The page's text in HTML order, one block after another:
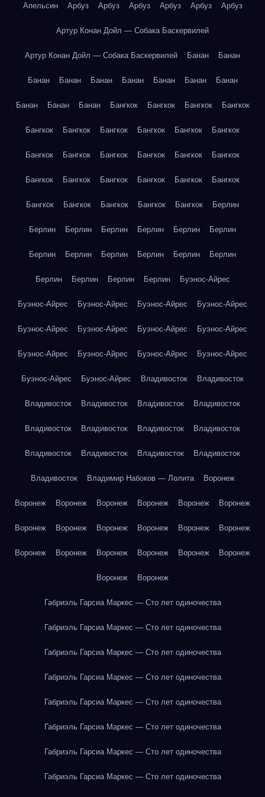
Апельсин Арбуз Арбуз Арбуз Арбуз Арбуз Арбуз
Артур Конан Дойл — Собака Баскервилей
Артур Конан Дойл — Собака Баскервилей Банан Банан
Банан Банан Банан Банан Банан Банан Банан
Банан Банан Банан Бангкок Бангкок Бангкок Бангкок
Бангкок Бангкок Бангкок Бангкок Бангкок Бангкок
Бангкок Бангкок Бангкок Бангкок Бангкок Бангкок
Бангкок Бангкок Бангкок Бангкок Бангкок Бангкок
Бангкок Бангкок Бангкок Бангкок Бангкок Берлин
Берлин Берлин Берлин Берлин Берлин Берлин
Берлин Берлин Берлин Берлин Берлин Берлин
Берлин Берлин Берлин Берлин Буэнос-Айрес
Буэнос-Айрес Буэнос-Айрес Буэнос-Айрес Буэнос-Айрес
Буэнос-Айрес Буэнос-Айрес Буэнос-Айрес Буэнос-Айрес
Буэнос-Айрес Буэнос-Айрес Буэнос-Айрес Буэнос-Айрес
Буэнос-Айрес Буэнос-Айрес Владивосток Владивосток
Владивосток Владивосток Владивосток Владивосток
Владивосток Владивосток Владивосток Владивосток
Владивосток Владивосток Владивосток Владивосток
Владивосток Владимир Набоков — Лолита Воронеж
Воронеж Воронеж Воронеж Воронеж Воронеж Воронеж
Воронеж Воронеж Воронеж Воронеж Воронеж Воронеж
Воронеж Воронеж Воронеж Воронеж Воронеж Воронеж
Воронеж Воронеж
Габриэль Гарсиа Маркес — Сто лет одиночества
Габриэль Гарсиа Маркес — Сто лет одиночества
Габриэль Гарсиа Маркес — Сто лет одиночества
Габриэль Гарсиа Маркес — Сто лет одиночества
Габриэль Гарсиа Маркес — Сто лет одиночества
Габриэль Гарсиа Маркес — Сто лет одиночества
Габриэль Гарсиа Маркес — Сто лет одиночества
Габриэль Гарсиа Маркес — Сто лет одиночества